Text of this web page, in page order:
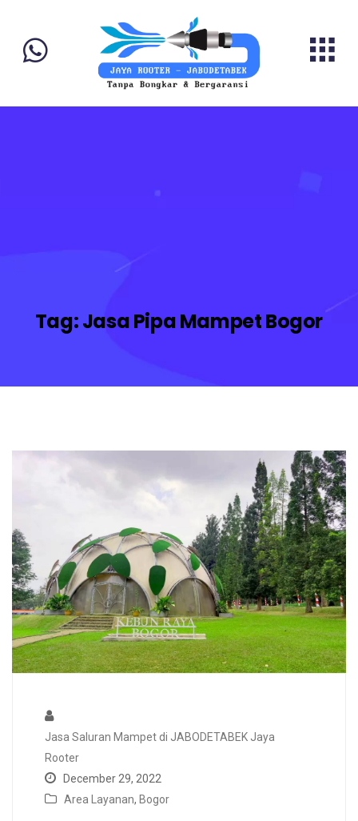
Tag:Jasa Pipa Mampet Bogor
Jasa Saluran Mampet di JABODETABEK Jaya
Rooter
December 29, 2022
Area Layanan, Bogor